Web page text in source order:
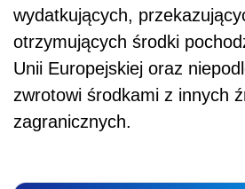
wydatkujących,
otrzymujących środki
Unii Europejskiej oraz
zwrotowi środkami z innych
zagranicznych.